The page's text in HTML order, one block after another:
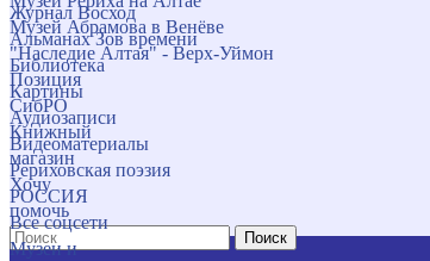
Музей Абрамова в Венёве
"Наследие Алтая" - Верх-Уймон
Позиция
СибРО
Книжный
магазин
Хочу
помочь
Поиск
Журнал Восход
Альманах Зов времени
Библиотека
Картины
Аудиозаписи
Видеоматериалы
Рериховская поэзия
РОССИЯ
Все соцсети
Музеи и